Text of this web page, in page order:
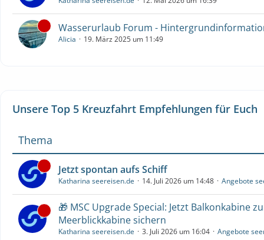
Wasserurlaub Forum -
Alicia 19. März 2025 um 11:49
Unsere Top 5 Kreuzfahrt Empfehlungen für Euch
Thema
Jetzt spontan aufs Schiff
Katharina seereisen.de 14. Juli 2026 um 14:48 Angebote
🎁 MSC Upgrade Special: Jetzt Balkonkabine
Meerblickkabine sichern
Katharina seereisen.de 3. Juli 2026 um 16:04 Angebote